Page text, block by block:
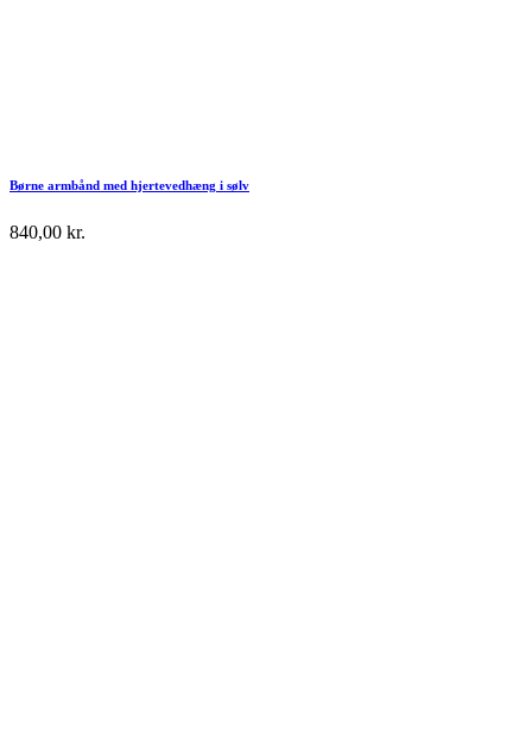
Børne armbånd med hjertevedhæng i sølv
840,00 kr.